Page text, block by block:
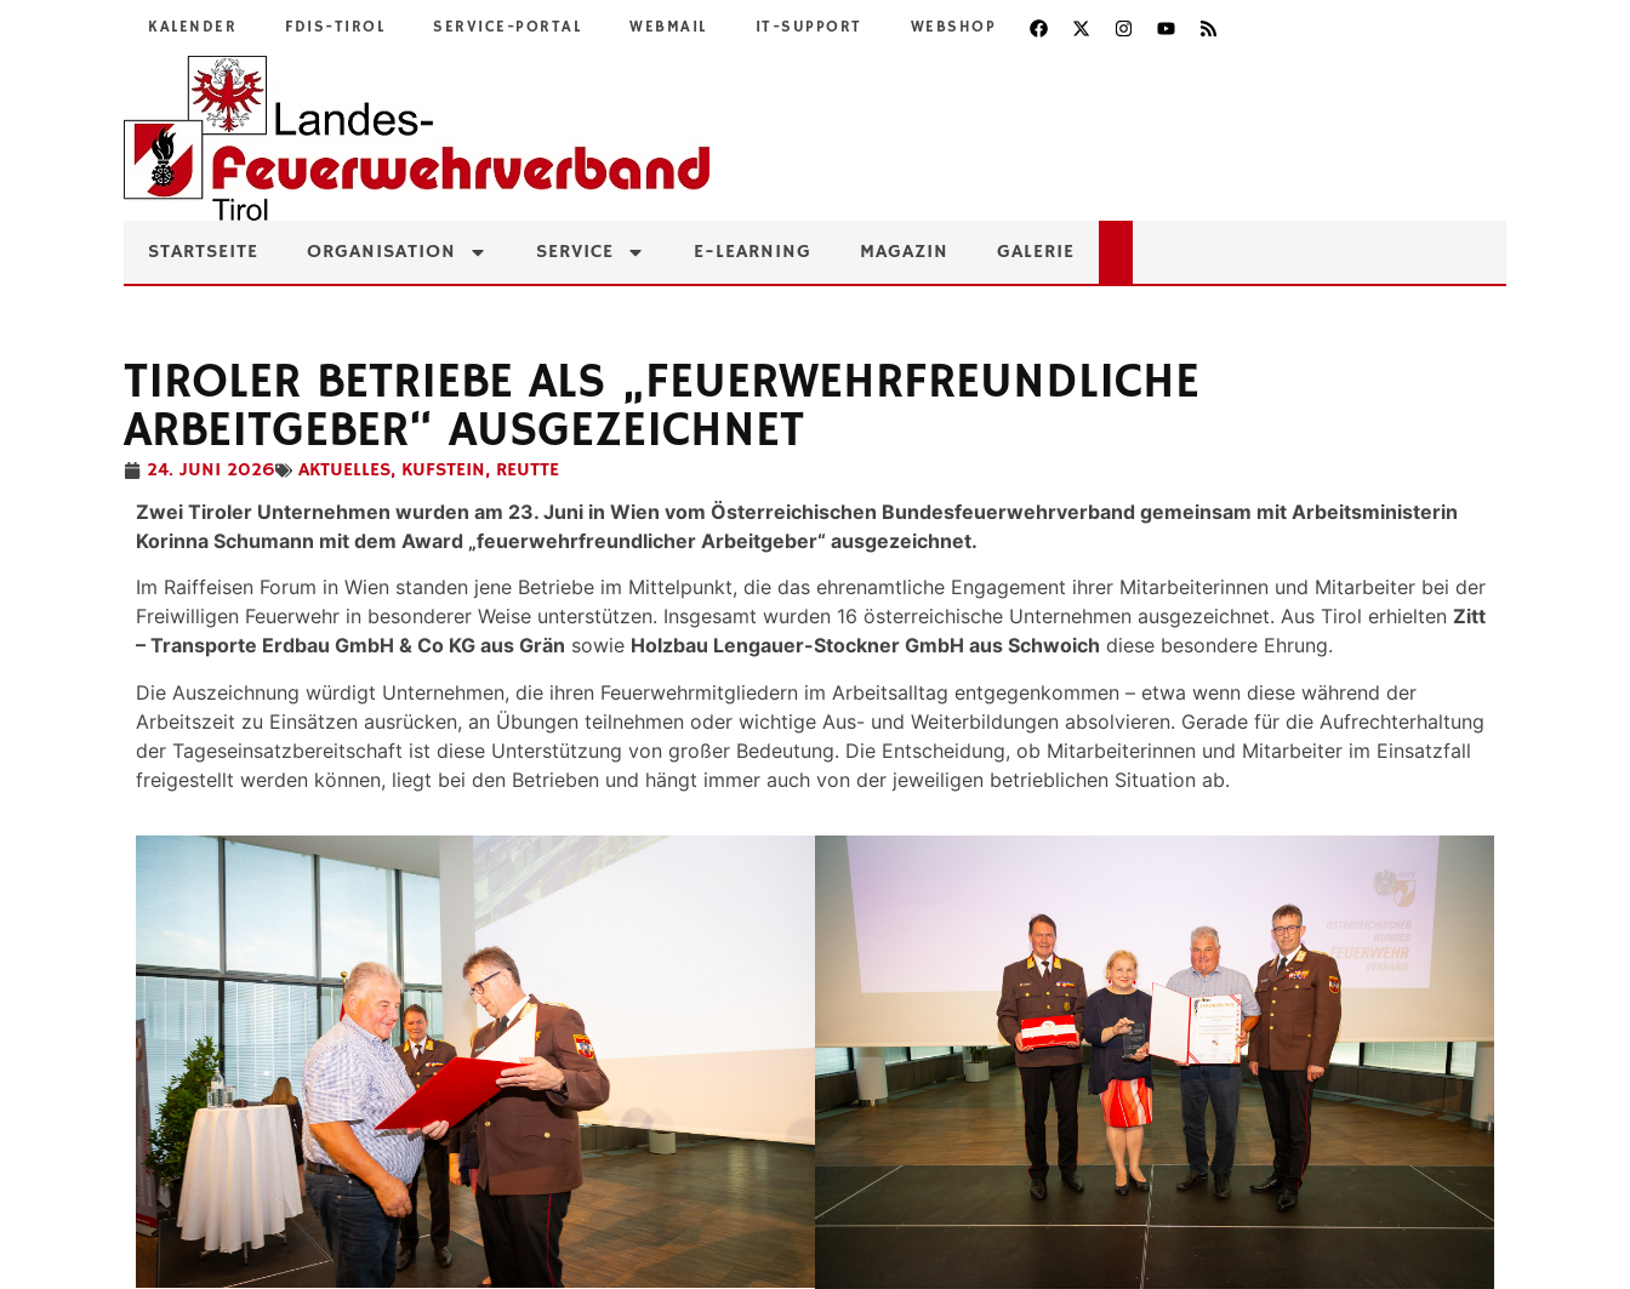
KALENDER FDIS-TIROL SERVICE-PORTAL WEBMAIL IT-SUPPORT WEBSHOP
STARTSEITE ORGANISATION SERVICE E-LEARNING MAGAZIN GALERIE
TIROLER BETRIEBE ALS „FEUERWEHRFREUNDLICHE
ARBEITGEBER“ AUSGEZEICHNET
24. JUNI 2026 AKTUELLES, KUFSTEIN, REUTTE
Zwei Tiroler Unternehmen wurden am 23. Juni in Wien vom Österreichischen Bundesfeuerwehrverband gemeinsam mit Arbeitsministerin
Korinna Schumann mit dem Award „feuerwehrfreundlicher Arbeitgeber“ ausgezeichnet.
Im Raiffeisen Forum in Wien standen jene Betriebe im Mittelpunkt, die das ehrenamtliche Engagement ihrer Mitarbeiterinnen und Mitarbeiter bei der
Freiwilligen Feuerwehr in besonderer Weise unterstützen. Insgesamt wurden 16 österreichische Unternehmen ausgezeichnet. Aus Tirol erhielten Zitt
– Transporte Erdbau GmbH & Co KG aus Grän sowie Holzbau Lengauer-Stockner GmbH aus Schwoich diese besondere Ehrung.
Die Auszeichnung würdigt Unternehmen, die ihren Feuerwehrmitgliedern im Arbeitsalltag entgegenkommen – etwa wenn diese während der
Arbeitszeit zu Einsätzen ausrücken, an Übungen teilnehmen oder wichtige Aus- und Weiterbildungen absolvieren. Gerade für die Aufrechterhaltung
der Tageseinsatzbereitschaft ist diese Unterstützung von großer Bedeutung. Die Entscheidung, ob Mitarbeiterinnen und Mitarbeiter im Einsatzfall
freigestellt werden können, liegt bei den Betrieben und hängt immer auch von der jeweiligen betrieblichen Situation ab.